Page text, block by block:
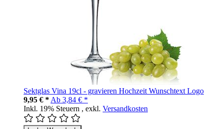
Sektglas Vina 19cl - gravieren Hochzeit Wunschtext Logo
9,95 € * Ab 3,84 € *
Inkl. 19% Steuern , exkl. Versandkosten